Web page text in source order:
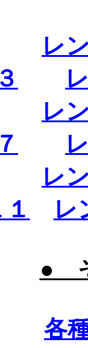
レ
３
レ
７
レ
１
レ
●
各